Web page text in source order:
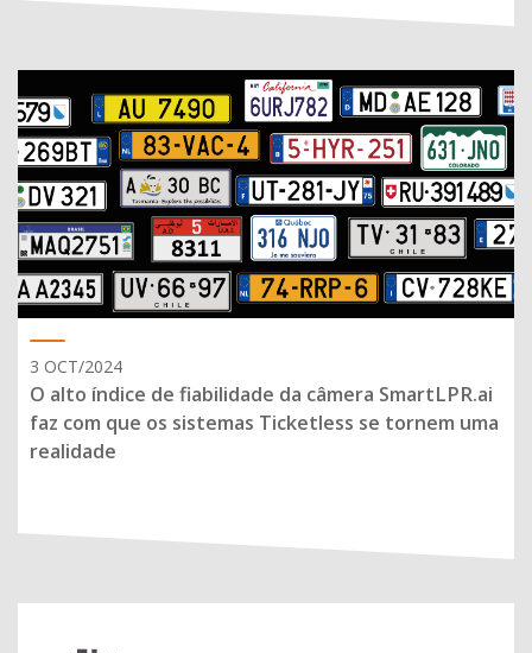
3 OCT/2024
O alto índice de fiabilidade da câmera SmartLPR.ai
faz com que os sistemas Ticketless se tornem uma
realidade